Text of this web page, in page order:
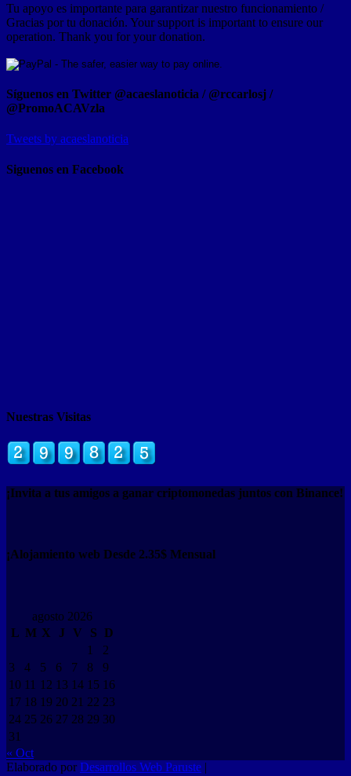
Tu apoyo es importante para garantizar nuestro funcionamiento /
Gracias por tu donación. Your support is important to ensure our
operation. Thank you for your donation.
Síguenos en Twitter @acaeslanoticia / @rccarlosj /
@PromoACAVzla
Tweets by acaeslanoticia
Siguenos en Facebook
Nuestras Visitas
¡Invita a tus amigos a ganar criptomonedas juntos con Binance!
¡Alojamiento web Desde 2.35$ Mensual
agosto 2026
L M X J V S D
1
2
3
4 5 6 7 8
9
10 11 12 13 14 15 16
17 18 19 20 21 22 23
24 25 26 27 28 29 30
31
« Oct
Elaborado porDesarrollos Web Paruste |